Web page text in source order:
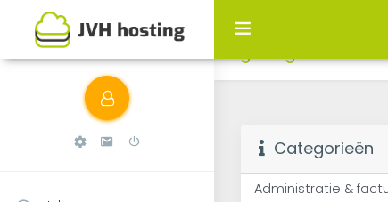
Bekijk artikels die
gekregen voor
Categorieën
Administratie &